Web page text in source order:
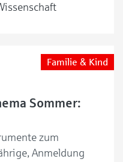
Familie & Kind
Sommer:
zum
Anmeldung